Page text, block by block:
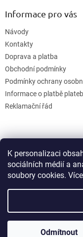
K personalizaci
sociálních médií a
soubory cookies.
Odmítnout
Informace pro vás
Návody
Kontakty
Doprava a platba
Obchodní podmínky
Podmínky ochrany
Informace o platbě
Reklamační řád